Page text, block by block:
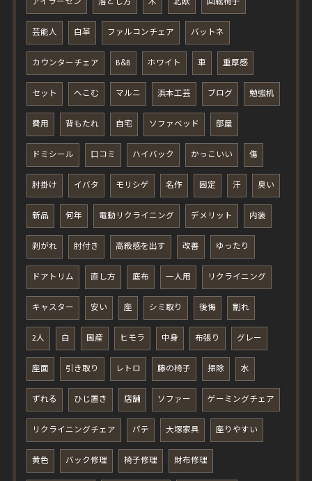
芸能人 白革 ファルコンチェア バットネ
カウンターチェア B&B ホワイト 車 重厚感
セット へこむ マルニ 浜本工芸 ブログ 勉強机
費用 背もたれ 自宅 ソファベッド 部屋
ドミシール 口コミ ハイバック かっこいい 傷
肘掛け イバタ モリシゲ 名作 固定 汗 臭い
新品 何年 電動リクライニング デメリット 内装
剥がれ 肘付き 高級感を出す 改善 ゆったり
ドアトリム 直し方 底布 一人用 リクライニング
キャスター 安い 座 シミ取り 後悔 割れ
2人 白 国産 ヒモラ 中身 布張り グレー
座面 引き取り レトロ 籐の椅子 掃除 水
ずれる ひじ置き 店舗 ソファー ゲーミングチェア
リクライニングチェア パテ 大塚家具 座りやすい
黄色 バック修理 椅子修理 財布修理